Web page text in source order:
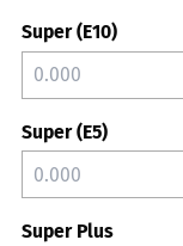
Super (E10)
Super (E5)
Super Plus